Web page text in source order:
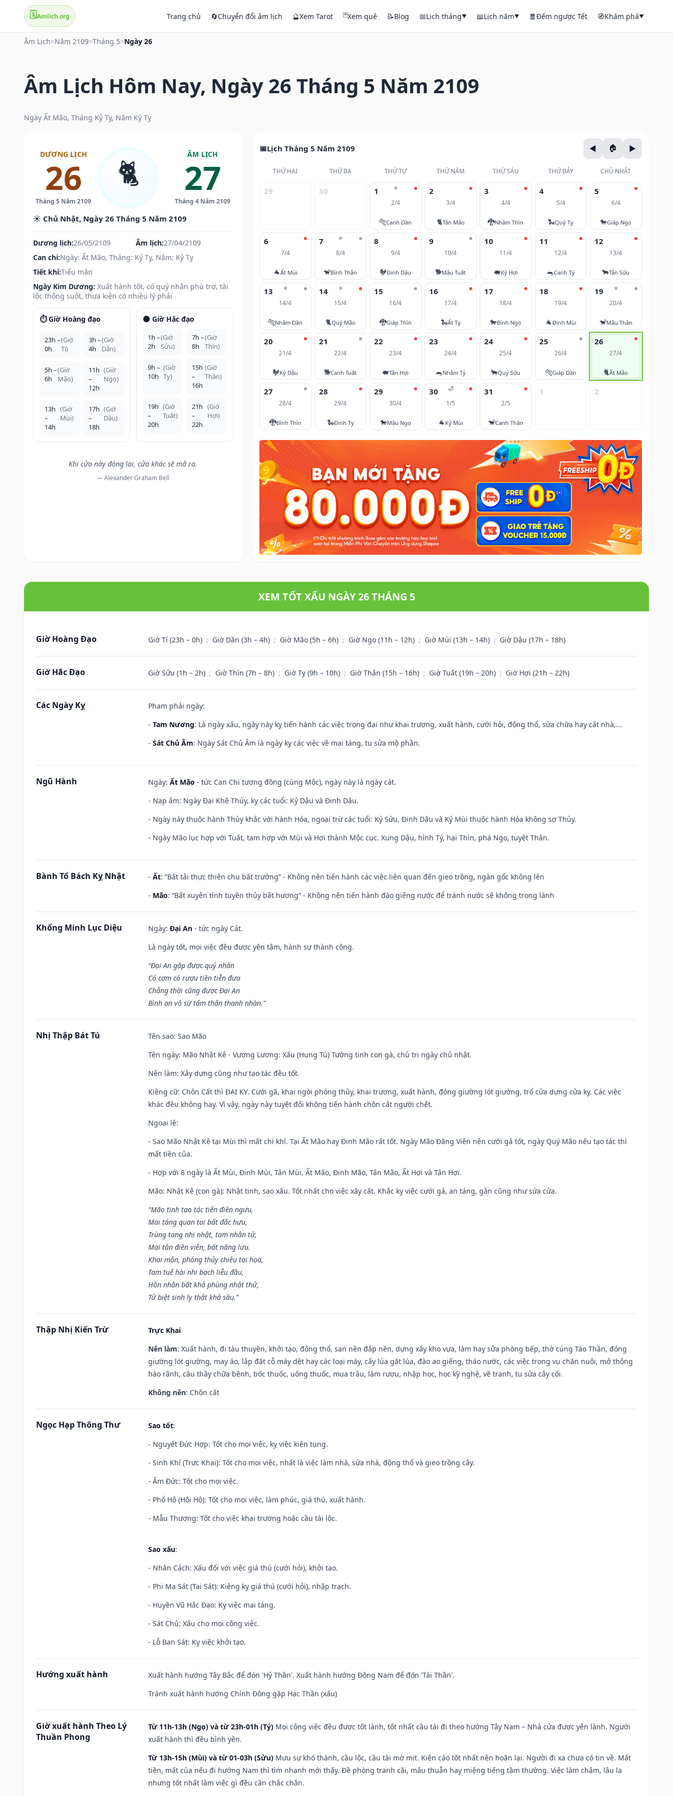
🗓️Amlich.org Trang chủ 🔄Chuyển đổi âm lịch 🔮Xem Tarot 🃏Xem quẻ 📝Blog 📅Lịch tháng▼ 📖Lịch năm▼ 🧧Đếm ngược Tết 🧭Khám phá▼
Âm Lịch>Năm 2109>Tháng 5>Ngày 26
Âm Lịch Hôm Nay, Ngày 26 Tháng 5 Năm 2109
Ngày Ất Mão, Tháng Kỷ Tỵ, Năm Kỷ Tỵ
DƯƠNG LỊCH
26
Tháng 5 Năm 2109
🐈 ÂM LỊCH
27
Tháng 4 Năm 2109
☀️ Chủ Nhật, Ngày 26 Tháng 5 Năm 2109
Dương lịch:26/05/2109 Âm lịch:27/04/2109
Can chi:Ngày: Ất Mão, Tháng: Kỷ Tỵ, Năm: Kỷ Tỵ
Tiết khí:Tiểu mãn
Ngày Kim Dương: Xuất hành tốt, có quý nhân phù trợ, tài
lộc thông suốt, thưa kiện có nhiều lý phải
⏱️ Giờ Hoàng đạo
23h –
0h
(Giờ
Tí)
3h –
4h
(Giờ
Dần)
5h –
6h
(Giờ
Mão)
11h
–
12h
(Giờ
Ngọ)
13h
–
14h
(Giờ
Mùi)
17h
–
18h
(Giờ
Dậu)
🌑 Giờ Hắc đạo
1h –
2h
(Giờ
Sửu)
7h –
8h
(Giờ
Thìn)
9h –
10h
(Giờ
Tỵ)
15h
–
16h
(Giờ
Thân)
19h
–
20h
(Giờ
Tuất)
21h
–
22h
(Giờ
Hợi)
Khi cửa này đóng lại, cửa khác sẽ mở ra.
— Alexander Graham Bell
Lịch Tháng 5 Năm 2109
THỨ HAI THỨ BA THỨ TƯ THỨ NĂM THỨ SÁU THỨ BẢY CHỦ NHẬT
29 30 ⭐
1
2/4
🐅Canh Dần
2
3/4
🐈Tân Mão
3
4/4
🐉Nhâm Thìn
4
5/4
🐍Quý Tỵ
5
6/4
🐎Giáp Ngọ
6
7/4
🐐Ất Mùi
⭐
7
8/4
🐒Bính Thân
8
9/4
🐓Đinh Dậu
9
10/4
🐕Mậu Tuất
10
11/4
🐖Kỷ Hợi
11
12/4
🐀Canh Tý
12
13/4
🐂Tân Sửu
⭐
13
14/4
🐅Nhâm Dần
⭐
14
15/4
🐈Quý Mão
15
16/4
🐉Giáp Thìn
16
17/4
🐍Ất Tỵ
17
18/4
🐎Bính Ngọ
18
19/4
🐐Đinh Mùi
⭐
19
20/4
🐒Mậu Thân
20
21/4
🐓Kỷ Dậu
21
22/4
🐕Canh Tuất
22
23/4
🐖Tân Hợi
23
24/4
🐀Nhâm Tý
24
25/4
🐂Quý Sửu
25
26/4
🐅Giáp Dần
26
27/4
🐈Ất Mão
27
28/4
🐉Bính Thìn
28
29/4
🐍Đinh Tỵ
29
30/4
🐎Mậu Ngọ
🌙
30
1/5
🐐 Kỷ Mùi
31
2/5
🐒Canh Thân
1 2
XEM TỐT XẤU NGÀY 26 THÁNG 5
Giờ Hoàng Đạo Giờ Tí (23h – 0h) ; Giờ Dần (3h – 4h) ; Giờ Mão (5h – 6h) ; Giờ Ngọ (11h – 12h) ; Giờ Mùi (13h – 14h) ; Giờ Dậu (17h – 18h)
Giờ Hắc Đạo Giờ Sửu (1h – 2h) ; Giờ Thìn (7h – 8h) ; Giờ Tỵ (9h – 10h) ; Giờ Thân (15h – 16h) ; Giờ Tuất (19h – 20h) ; Giờ Hợi (21h – 22h)
Các Ngày Kỵ
Phạm phải ngày:
- Tam Nương: Là ngày xấu, ngày này kỵ tiến hành các việc trọng đại như khai trương, xuất hành, cưới hỏi, động thổ, sửa chữa hay cất nhà,...
- Sát Chủ Âm: Ngày Sát Chủ Âm là ngày kỵ các việc về mai táng, tu sửa mộ phần.
Ngũ Hành Ngày: Ất Mão - tức Can Chi tương đồng (cùng Mộc), ngày này là ngày cát.
- Nạp âm: Ngày Đại Khê Thủy, kỵ các tuổi: Kỷ Dậu và Đinh Dậu.
- Ngày này thuộc hành Thủy khắc với hành Hỏa, ngoại trừ các tuổi: Kỷ Sửu, Đinh Dậu và Kỷ Mùi thuộc hành Hỏa không sợ Thủy.
- Ngày Mão lục hợp với Tuất, tam hợp với Mùi và Hợi thành Mộc cục. Xung Dậu, hình Tý, hại Thìn, phá Ngọ, tuyệt Thân.
Bành Tổ Bách Kỵ Nhật - Ất: “Bất tải thực thiên chu bất trưởng” - Không nên tiến hành các việc liên quan đến gieo trồng, ngàn gốc không lên
- Mão: “Bất xuyên tỉnh tuyền thủy bất hương” - Không nên tiến hành đào giếng nước để tránh nước sẽ không trong lành
Khổng Minh Lục Diệu Ngày: Đại An - tức ngày Cát.
Là ngày tốt, mọi việc đều được yên tâm, hành sự thành công.
“Đại An gặp được quý nhân
Có cơm có rượu tiền tiễn đưa
Chẳng thời cũng được Đại An
Bình an vô sự tấm thân thanh nhàn.”
Nhị Thập Bát Tú Tên sao: Sao Mão
Tên ngày: Mão Nhật Kê - Vương Lương: Xấu (Hung Tú) Tướng tinh con gà, chủ trị ngày chủ nhật.
Nên làm: Xây dựng cũng như tạo tác đều tốt.
Kiêng cữ: Chôn Cất thì ĐẠI KỴ. Cưới gã, khai ngòi phóng thủy, khai trương, xuất hành, đóng giường lót giường, trổ cửa dựng cửa kỵ. Các việc
khác đều không hay. Vì vậy, ngày này tuyệt đối không tiến hành chôn cất người chết.
Ngoại lệ:
- Sao Mão Nhật Kê tại Mùi thì mất chí khí. Tại Ất Mão hay Đinh Mão rất tốt. Ngày Mão Đăng Viên nên cưới gả tốt, ngày Quý Mão nếu tạo tác thì
mất tiền của.
- Hợp với 8 ngày là Ất Mùi, Đinh Mùi, Tân Mùi, Ất Mão, Đinh Mão, Tân Mão, Ất Hợi và Tân Hợi.
Mão: Nhật Kê (con gà): Nhật tinh, sao xấu. Tốt nhất cho việc xây cất. Khắc kỵ việc cưới gả, an táng, gắn cũng như sửa cửa.
“Mão tinh tạo tác tiến điền ngưu,
Mai táng quan tai bất đắc hưu,
Trùng tang nhị nhật, tam nhân tử,
Mại tận điền viên, bất năng lưu.
Khai môn, phóng thủy chiêu tai họa,
Tam tuế hài nhi bạch liễu đầu,
Hôn nhân bất khả phùng nhật thử,
Tử biệt sinh ly thật khả sầu.”
Thập Nhị Kiến Trừ
Trực Khai
Nên làm: Xuất hành, đi tàu thuyền, khởi tạo, động thổ, san nền đắp nền, dựng xây kho vựa, làm hay sửa phòng bếp, thờ cúng Táo Thần, đóng
giường lót giường, may áo, lắp đặt cỗ máy dệt hay các loại máy, cấy lúa gặt lúa, đào ao giếng, tháo nước, các việc trong vụ chăn nuôi, mở thông
hào rãnh, cầu thầy chữa bệnh, bốc thuốc, uống thuốc, mua trâu, làm rượu, nhập học, học kỹ nghệ, vẽ tranh, tu sửa cây cối.
Không nên: Chôn cất
Ngọc Hạp Thông Thư Sao tốt:
- Nguyệt Đức Hợp: Tốt cho mọi việc, kỵ việc kiện tụng.
- Sinh Khí (Trực Khai): Tốt cho mọi việc, nhất là việc làm nhà, sửa nhà, động thổ và gieo trồng cây.
- Âm Đức: Tốt cho mọi việc.
- Phổ Hộ (Hội Hộ): Tốt cho mọi việc, làm phúc, giá thú, xuất hành.
- Mẫu Thương: Tốt cho việc khai trương hoặc cầu tài lộc.
Sao xấu:
- Nhân Cách: Xấu đối với việc giá thú (cưới hỏi), khởi tạo.
- Phi Ma Sát (Tai Sát): Kiêng kỵ giá thú (cưới hỏi), nhập trạch.
- Huyền Vũ Hắc Đạo: Kỵ việc mai táng.
- Sát Chủ: Xấu cho mọi công việc.
- Lỗ Ban Sát: Kỵ việc khởi tạo.
Hướng xuất hành
Xuất hành hướng Tây Bắc để đón 'Hỷ Thần'. Xuất hành hướng Đông Nam để đón 'Tài Thần'.
Tránh xuất hành hướng Chính Đông gặp Hạc Thần (xấu)
Giờ xuất hành Theo Lý
Thuần Phong
Từ 11h-13h (Ngọ) và từ 23h-01h (Tý) Mọi công việc đều được tốt lành, tốt nhất cầu tài đi theo hướng Tây Nam – Nhà cửa được yên lành. Người
xuất hành thì đều bình yên.
Từ 13h-15h (Mùi) và từ 01-03h (Sửu) Mưu sự khó thành, cầu lộc, cầu tài mờ mịt. Kiện cáo tốt nhất nên hoãn lại. Người đi xa chưa có tin về. Mất
tiền, mất của nếu đi hướng Nam thì tìm nhanh mới thấy. Đề phòng tranh cãi, mâu thuẫn hay miệng tiếng tầm thường. Việc làm chậm, lâu la
nhưng tốt nhất làm việc gì đều cần chắc chắn.